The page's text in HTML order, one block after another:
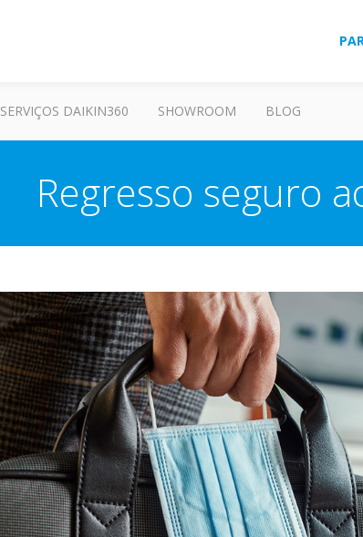
SERVIÇOS DAIKIN360 SHOWROOM BLOG
Regresso seguro